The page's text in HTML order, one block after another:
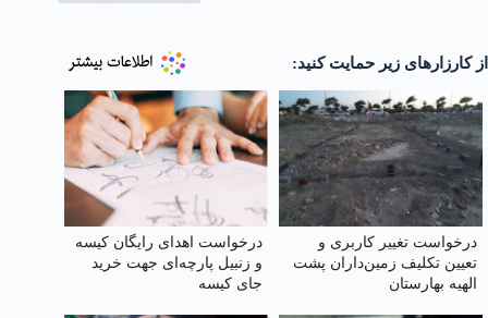
از کارزارهای زیر حمایت کنید:
درخواست تغییر کاربری و
تعیین‌ تکلیف زمین‌داران پشت
الهیه بهارستان
درخواست اهدای رایگان کیسه
و زنبیل پارچه‌ای جهت خرید
جای کیسه‌